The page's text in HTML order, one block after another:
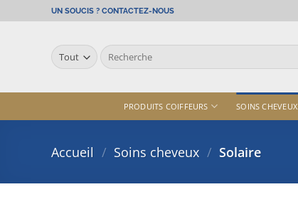
au
UN SOUCIS ? CONTACTEZ-NOUS
Recherche
pour :
PRODUITS COIFFEURS SOINS CHEVEUX
Accueil / Soins cheveux / Solaire